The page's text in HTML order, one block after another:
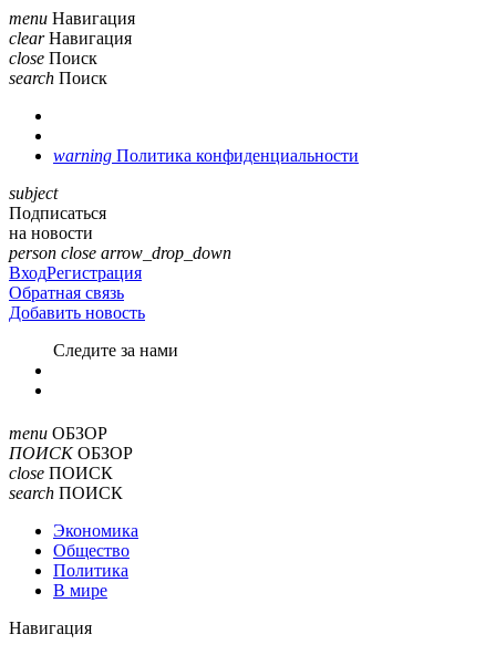
menu Навигация
clear Навигация
close Поиск
search Поиск
warning Политика конфиденциальности
subject
Подписаться
на новости
person close arrow_drop_down
ВходРегистрация
Обратная связь
Добавить новость
Cледите за нами
menu ОБЗОР
ПОИСК ОБЗОР
close ПОИСК
search ПОИСК
Экономика
Общество
Политика
В мире
Навигация